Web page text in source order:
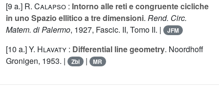
[9 a.] R. Calapso : Intorno alle reti e congruente cicliche
in uno Spazio ellitico a tre dimensioni. Rend. Circ.
Matem. di Palermo, 1927, Fascic. II, Tomo II. | JFM
[10 a.]Y. Hlavaty : Differential line geometry. Noordhoff
Gronigen, 1953. |
Zbl | MR